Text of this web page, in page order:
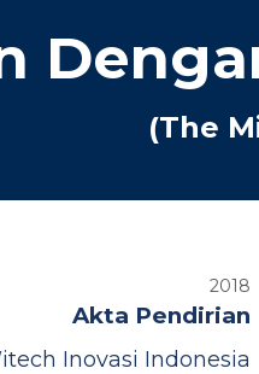
(The
2018
Akta Pendirian
Inovasi Indonesia